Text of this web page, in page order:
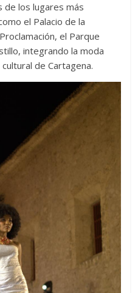
de los lugares más
el Palacio de la
el Parque
integrando la moda
de Cartagena.